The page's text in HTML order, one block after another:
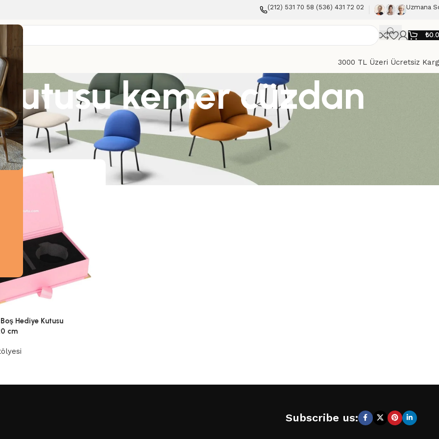
(212) 531 70 58 (536) 431 72 02 Uzmana
₺
3000 TL Üzeri Ücretsiz
kemer cüzdan
“boş hediye kutusu kemer cüzdan” olarak etiketlendi
18 24
Hediye Kutusu
cm
Subscribe us: